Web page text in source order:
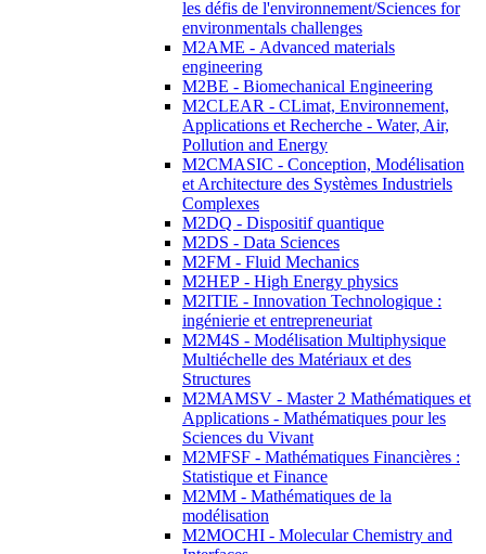
les défis de l'environnement/Sciences for
environmentals challenges
M2AME - Advanced materials
engineering
M2BE - Biomechanical Engineering
M2CLEAR - CLimat, Environnement,
Applications et Recherche - Water, Air,
Pollution and Energy
M2CMASIC - Conception, Modélisation
et Architecture des Systèmes Industriels
Complexes
M2DQ - Dispositif quantique
M2DS - Data Sciences
M2FM - Fluid Mechanics
M2HEP - High Energy physics
M2ITIE - Innovation Technologique :
ingénierie et entrepreneuriat
M2M4S - Modélisation Multiphysique
Multiéchelle des Matériaux et des
Structures
M2MAMSV - Master 2 Mathématiques et
Applications - Mathématiques pour les
Sciences du Vivant
M2MFSF - Mathématiques Financières :
Statistique et Finance
M2MM - Mathématiques de la
modélisation
M2MOCHI - Molecular Chemistry and